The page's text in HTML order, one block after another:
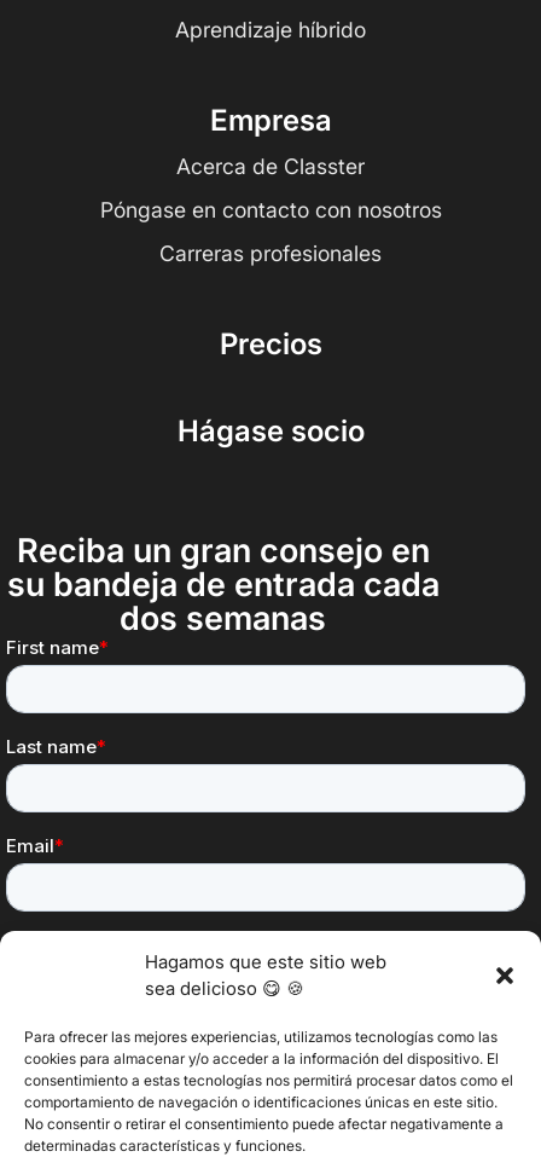
Hagamos que este sitio web
sea delicioso 😋 🍪
Para ofrecer las mejores experiencias, utilizamos tecnologías como las
cookies para almacenar y/o acceder a la información del dispositivo. El
consentimiento a estas tecnologías nos permitirá procesar datos como el
comportamiento de navegación o identificaciones únicas en este sitio.
No consentir o retirar el consentimiento puede afectar negativamente a
determinadas características y funciones.
Aprendizaje híbrido
Empresa
Acerca de Classter
Póngase en contacto con nosotros
Carreras profesionales
Precios
Hágase socio
Reciba un gran consejo en
su bandeja de entrada cada
dos semanas
@2025 Vertitech. Todos los derechos reservados.